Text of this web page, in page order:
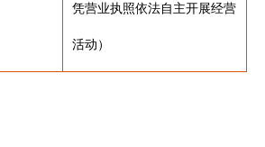
凭营业执照依法自主开展经营
活动）